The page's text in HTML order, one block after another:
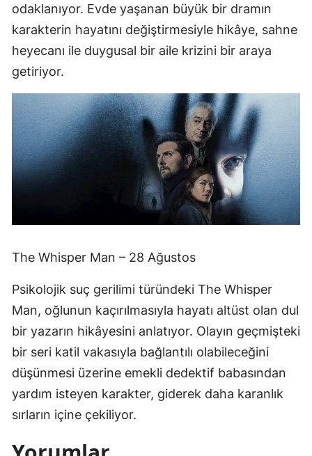
odaklanıyor. Evde yaşanan büyük bir dramın
karakterin hayatını değiştirmesiyle hikâye, sahne
heyecanı ile duygusal bir aile krizini bir araya
getiriyor.
The Whisper Man – 28 Ağustos
Psikolojik suç gerilimi türündeki The Whisper
Man, oğlunun kaçırılmasıyla hayatı altüst olan dul
bir yazarın hikâyesini anlatıyor. Olayın geçmişteki
bir seri katil vakasıyla bağlantılı olabileceğini
düşünmesi üzerine emekli dedektif babasından
yardım isteyen karakter, giderek daha karanlık
sırların içine çekiliyor.